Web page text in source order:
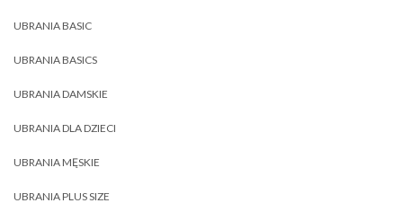
UBRANIA BASIC
UBRANIA BASICS
UBRANIA DAMSKIE
UBRANIA DLA DZIECI
UBRANIA MĘSKIE
UBRANIA PLUS SIZE